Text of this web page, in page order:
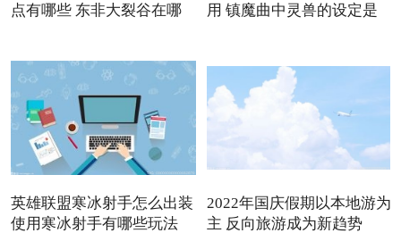
点有哪些 东非大裂谷在哪
用 镇魔曲中灵兽的设定是
英雄联盟寒冰射手怎么出装
使用寒冰射手有哪些玩法
2022年国庆假期以本地游为
主 反向旅游成为新趋势